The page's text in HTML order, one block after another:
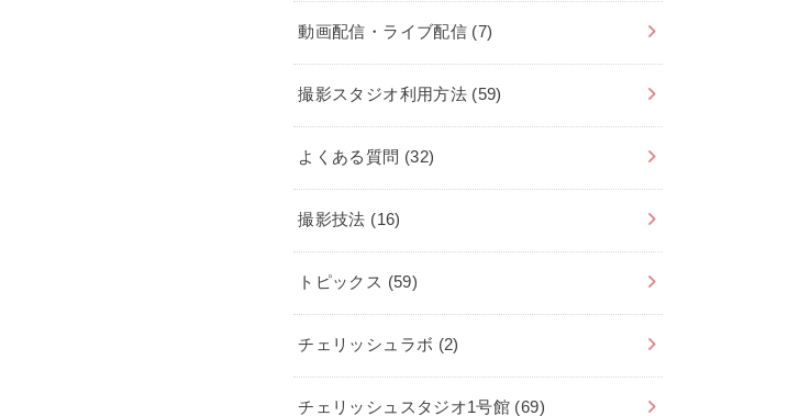
動画配信・ライブ配信 (7)
撮影スタジオ利用方法 (59)
よくある質問 (32)
撮影技法 (16)
トピックス (59)
チェリッシュラボ (2)
チェリッシュスタジオ1号館 (69)